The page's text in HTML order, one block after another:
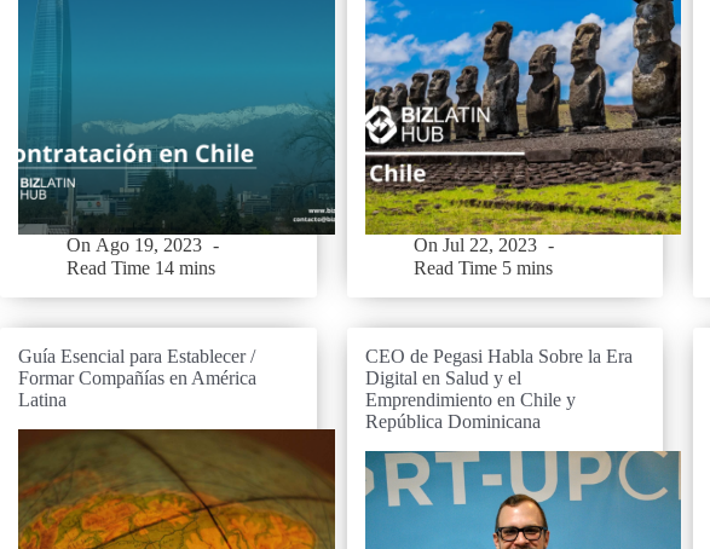
On Ago 19, 2023
Read Time 14 mins
On Jul 22, 2023
Read Time 5 mins
Guía Esencial para Establecer /
Formar Compañías en América
Latina
CEO de Pegasi Habla Sobre la Era
Digital en Salud y el
Emprendimiento en Chile y
República Dominicana